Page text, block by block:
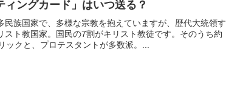
ングカード」はいつ送る？
族国家で、多様な宗教を抱えていますが、歴代大統領す
ト教国家。国民の7割がキリスト教徒です。そのうち約
ックと、プロテスタントが多数派。...